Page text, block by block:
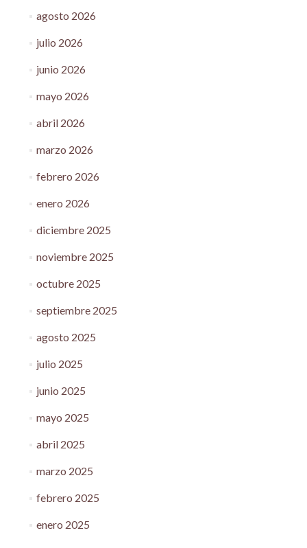
agosto 2026
julio 2026
junio 2026
mayo 2026
abril 2026
marzo 2026
febrero 2026
enero 2026
diciembre 2025
noviembre 2025
octubre 2025
septiembre 2025
agosto 2025
julio 2025
junio 2025
mayo 2025
abril 2025
marzo 2025
febrero 2025
enero 2025